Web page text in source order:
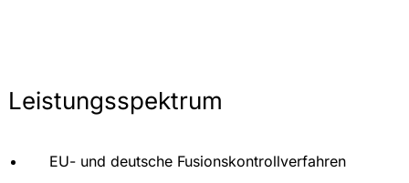
Leistungsspektrum
EU- und deutsche Fusionskontrollverfahren